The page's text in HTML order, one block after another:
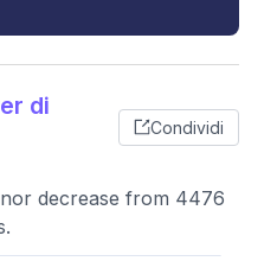
di
Condividi
decrease from 4476